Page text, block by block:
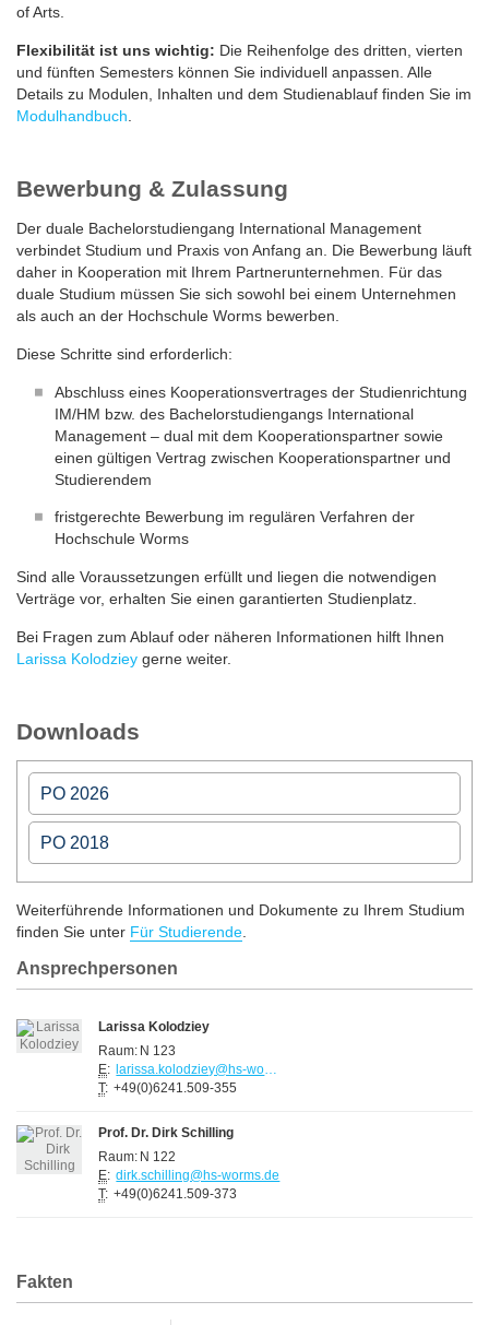
of Arts.
Flexibilität ist uns wichtig: Die Reihenfolge des dritten, vierten
und fünften Semesters können Sie individuell anpassen. Alle
Details zu Modulen, Inhalten und dem Studienablauf finden Sie im
Modulhandbuch
Bewerbung & Zulassung
Der duale Bachelorstudiengang International Management
verbindet Studium und Praxis von Anfang an. Die Bewerbung läuft
daher in Kooperation mit Ihrem Partnerunternehmen. Für das
duale Studium müssen Sie sich sowohl bei einem Unternehmen
als auch an der Hochschule Worms bewerben.
Diese Schritte sind erforderlich:
Abschluss eines Kooperationsvertrages der Studienrichtung
IM/HM bzw. des Bachelorstudiengangs International
Management – dual mit dem Kooperationspartner sowie
einen gültigen Vertrag zwischen Kooperationspartner und
Studierendem
fristgerechte Bewerbung im regulären Verfahren der
Hochschule Worms
Sind alle Voraussetzungen erfüllt und liegen die notwendigen
Verträge vor, erhalten Sie einen garantierten Studienplatz.
Bei Fragen zum Ablauf oder näheren Informationen hilft Ihnen
Larissa Kolodziey gerne weiter.
Downloads
PO 2026
PO 2026
Modulhandbuch VV
Rahmenprüfungsordnung der Hochschule Worms
PO 2018
Studienverlaufsplan(Module)
Studienablaufplan(Praxisphasen)
Fachspezifische Prüfungsordnung ab WiSe 2018/19
Rahmenprüfungsordnungder
Weiterführende Informationen und Dokumente zu Ihrem Studium
finden Sie unter Für Studierende
Ansprechpersonen
Larissa Kolodziey
Raum: N 123
E:
larissa.kolodziey@hs-worms.de
T: +49(0)6241.509-355
Prof. Dr. Dirk Schilling
Raum: N 122
E: dirk.schilling@hs-worms.de
T: +49(0)6241.509-373
Fakten